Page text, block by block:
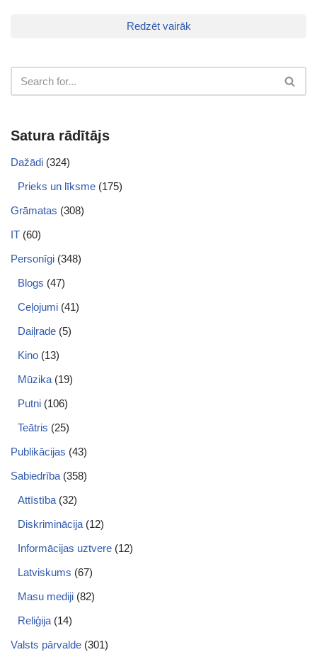
Redzēt vairāk
Satura rādītājs
Dažādi (324)
Prieks un līksme (175)
Grāmatas (308)
IT (60)
Personīgi (348)
Blogs (47)
Ceļojumi (41)
Daiļrade (5)
Kino (13)
Mūzika (19)
Putni (106)
Teātris (25)
Publikācijas (43)
Sabiedrība (358)
Attīstība (32)
Diskriminācija (12)
Informācijas uztvere (12)
Latviskums (67)
Masu mediji (82)
Reliģija (14)
Valsts pārvalde (301)